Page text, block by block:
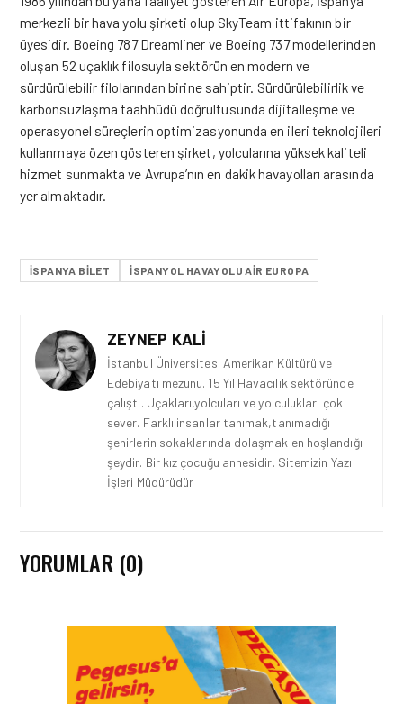
merkezli bir hava yolu şirketi olup SkyTeam ittifakının bir
üyesidir. Boeing 787 Dreamliner ve Boeing 737 modellerinden
oluşan 52 uçaklık filosuyla sektörün en modern ve
sürdürülebilir filolarından birine sahiptir. Sürdürülebilirlik ve
karbonsuzlaşma taahhüdü doğrultusunda dijitalleşme ve
operasyonel süreçlerin optimizasyonunda en ileri teknolojileri
kullanmaya özen gösteren şirket, yolcularına yüksek kaliteli
hizmet sunmakta ve Avrupa’nın en dakik havayolları arasında
yer almaktadır.
ISPANYA BILET İSPANYOL HAVAYOLU AIR EUROPA
ZEYNEP KALI
İstanbul Üniversitesi Amerikan Kültürü ve
Edebiyatı mezunu. 15 Yıl Havacılık sektöründe
çalıştı. Uçakları,yolcuları ve yolculukları çok
sever. Farklı insanlar tanımak,tanımadığı
şehirlerin sokaklarında dolaşmak en hoşlandığı
şeydir. Bir kız çocuğu annesidir. Sitemizin Yazı
İşleri Müdürüdür
YORUMLAR (0)
HAVACILIK • 06 AĞU 2026
HITIT BILIŞIM 500’DE
SEKTÖREL YAZILIM
BIRINCISI